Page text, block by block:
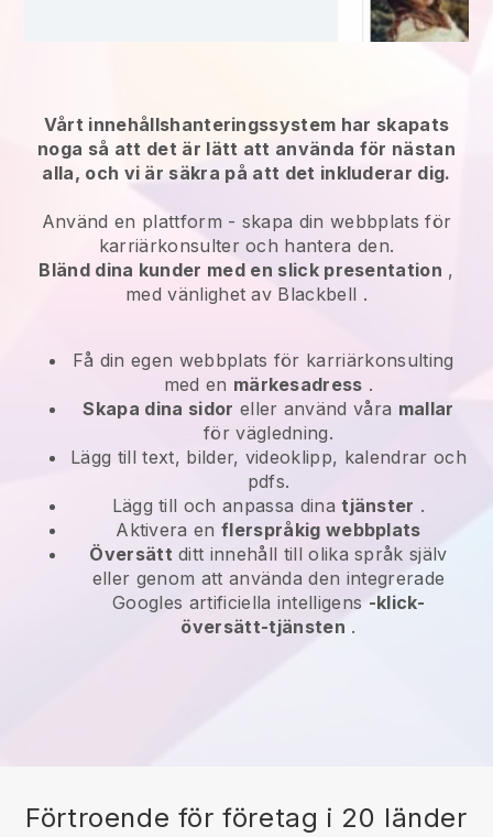
Vårt innehållshanteringssystem har skapats
noga så att det är lätt att använda för nästan
alla, och vi är säkra på att det inkluderar dig.
Använd en plattform - skapa din webbplats för
karriärkonsulter och hantera den.
Bländ dina kunder med en slick presentation ,
med vänlighet av Blackbell .
Få din egen webbplats för karriärkonsulting
med en märkesadress .
Skapa dina sidor eller använd våra mallar
för vägledning.
Lägg till text, bilder, videoklipp, kalendrar och
pdfs.
Lägg till och anpassa dinatjänster .
Aktivera enflerspråkig webbplats
Översätt ditt innehåll till olika språk själv
eller genom att använda den integrerade
Googles artificiella intelligens -klick-
översätt-tjänsten .
Förtroende för företag i 20 länder